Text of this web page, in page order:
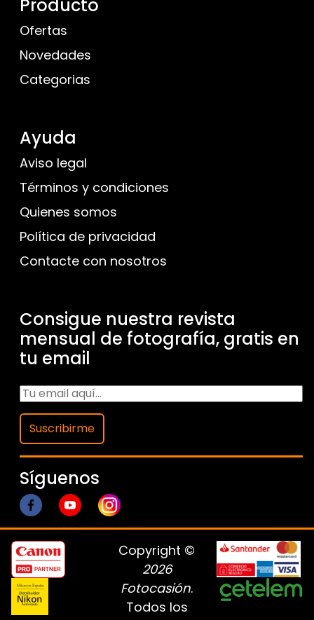
Producto
Ofertas
Novedades
Categorias
Ayuda
Aviso legal
Términos y condiciones
Quienes somos
Política de privacidad
Contacte con nosotros
Consigue nuestra revista
mensual de fotografía, gratis en
tu email
Suscribirme
Síguenos
Copyright ©
2026
Fotocasión.
Todos los